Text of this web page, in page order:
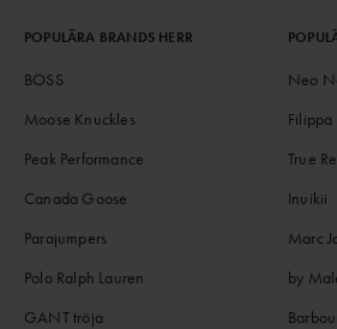
POPULÄRA BRANDS HERR
BOSS
Moose Knuckles
Peak Performance
Canada Goose
Parajumpers
Polo Ralph Lauren
GANT tröja
Neo
Filippa
True
Inuikii
Marc
by